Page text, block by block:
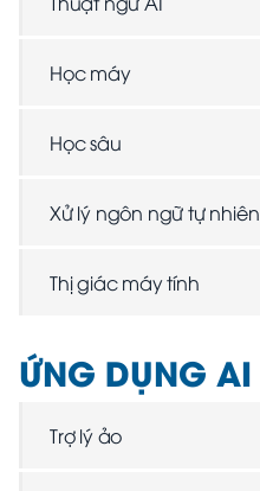
Học máy
Học sâu
Xử lý ngôn ngữ tự nhiên
Thị giác máy tính
ỨNG DỤNG AI
Trợ lý ảo